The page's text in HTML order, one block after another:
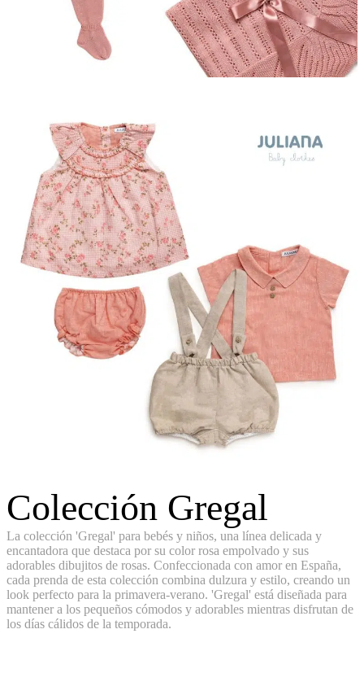
Colección Gregal
La colección 'Gregal' para bebés y niños, una línea delicada y
encantadora que destaca por su color rosa empolvado y sus
adorables dibujitos de rosas. Confeccionada con amor en España,
cada prenda de esta colección combina dulzura y estilo, creando un
look perfecto para la primavera-verano. 'Gregal' está diseñada para
mantener a los pequeños cómodos y adorables mientras disfrutan de
los días cálidos de la temporada.